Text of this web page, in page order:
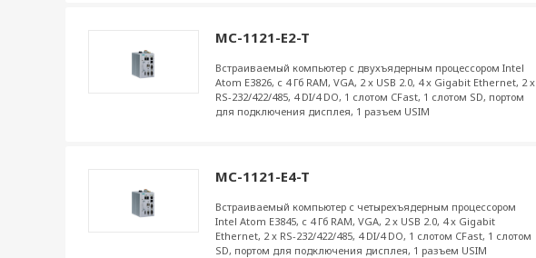
MC-1121-E2-T
Встраиваемый компьютер с двухъядерным процессором Intel
Atom E3826, с 4 Гб RAM, VGA, 2 x USB 2.0, 4 x Gigabit Ethernet, 2 x
RS-232/422/485, 4 DI/4 DO, 1 слотом CFast, 1 слотом SD, портом
для подключения дисплея, 1 разъем USIM
MC-1121-E4-T
Встраиваемый компьютер с четырехъядерным процессором
Intel Atom E3845, с 4 Гб RAM, VGA, 2 x USB 2.0, 4 x Gigabit
Ethernet, 2 x RS-232/422/485, 4 DI/4 DO, 1 слотом CFast, 1 слотом
SD, портом для подключения дисплея, 1 разъем USIM